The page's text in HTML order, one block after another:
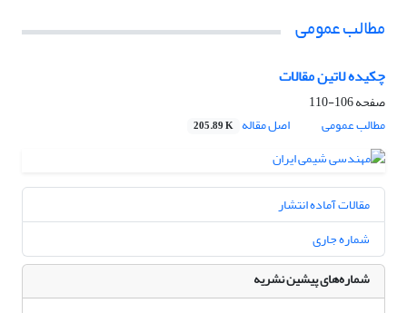
مطالب عمومی
چکیده لاتین مقالات
صفحه106-110
مطالب عمومی
اصل مقاله 205.89 K
مقالات آماده انتشار
شماره جاری
شماره‌های پیشین نشریه